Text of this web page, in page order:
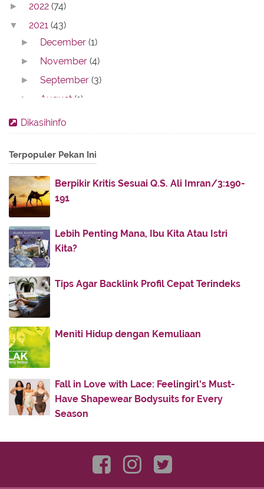
► 2022 (74)
▼ 2021 (43)
► December(1)
► November(4)
► September(3)
► August (1)
► July(2)
▼ May(10)
Tips B...
Sebelum Beli Mobil Bekas Avanza, Perhatikan
Bebera...
Tips Menjalin Cinta Beda Usia Agar Tetap
Langgeng
Olahraga untuk Mengecilkan Paha yang Efektif dan
B...
AC LG New Hercules, Jawara AC Daya Listrik
Rendah
Resep Kolak Kolang Kaling
Rekomendasi 5 Tempat Glamping Ciwidey dan
Sekitarn...
2 Resep Kolak Pacar Cina
Bacaan Niat dan Tata Cara Sholat Tarawih
Pengajuan Asuransi Kesehatan Melalui CekAja
► April(7)
Dikasihinfo
Terpopuler Pekan Ini
Berpikir Kritis Sesuai Q.S. Ali Imran/3:190-
191
Lebih Penting Mana, Ibu Kita Atau Istri
Kita?
Tips Agar Backlink Profil Cepat Terindeks
Meniti Hidup dengan Kemuliaan
Fall in Love with Lace: Feelingirl's Must-
Have Shapewear Bodysuits for Every
Season